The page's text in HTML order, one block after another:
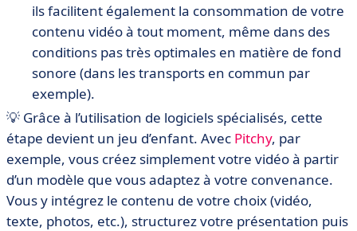
ils facilitent également la consommation de votre
contenu vidéo à tout moment, même dans des
conditions pas très optimales en matière de fond
sonore (dans les transports en commun par
exemple).
💡 Grâce à l’utilisation de logiciels spécialisés, cette
étape devient un jeu d’enfant. Avec Pitchy, par
exemple, vous créez simplement votre vidéo à partir
d’un modèle que vous adaptez à votre convenance.
Vous y intégrez le contenu de votre choix (vidéo,
texte, photos, etc.), structurez votre présentation puis